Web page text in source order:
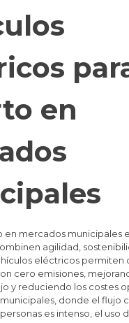
en
en mercados municipales
agilidad,
eléctricos permiten
cero emisiones,
y reduciendo los costes
donde el flujo
es intenso, el uso